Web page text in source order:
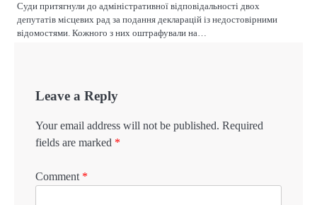
Суди притягнули до адміністративної відповідальності двох
депутатів місцевих рад за подання декларацій із недостовірними
відомостями. Кожного з них оштрафували на…
Leave a Reply
Your email address will not be published. Required
fields are marked *
Comment *